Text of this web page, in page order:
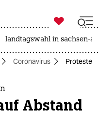

taz zahl ich
landtagswahl in sachsen-
Coronavirus Proteste
Abstand